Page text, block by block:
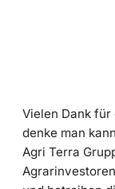
Vielen Dank für
denke man
Agri Terra